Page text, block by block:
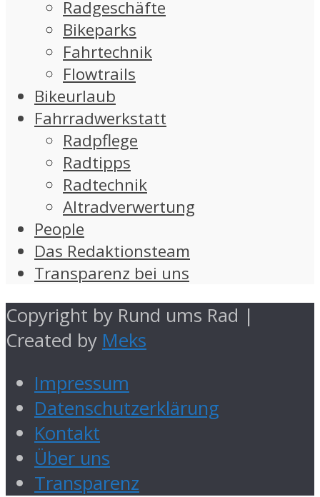
Radgeschäfte
Bikeparks
Fahrtechnik
Flowtrails
Bikeurlaub
Fahrradwerkstatt
Radpflege
Radtipps
Radtechnik
Altradverwertung
People
Das Redaktionsteam
Transparenz bei uns
Copyright by Rund ums Rad |
Created by Meks
Impressum
Datenschutzerklärung
Kontakt
Über uns
Transparenz